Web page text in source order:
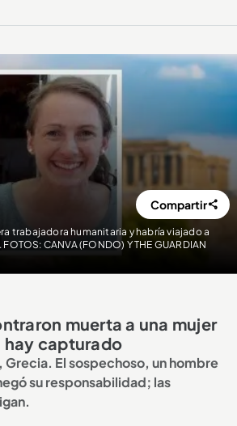
trabajadora humanitaria y habría viajado a
CANVA (FONDO) Y THE GUARDIAN
Compartir
muerta a una mujer
hay capturado
Grecia. El sospechoso, un hombre
su responsabilidad; las